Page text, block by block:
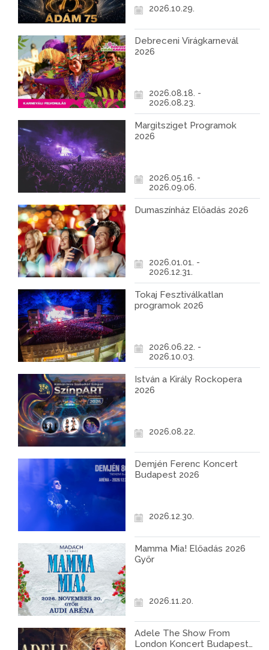
2026.10.29.
Debreceni Virágkarnevál
2026
2026.08.18. -
2026.08.23.
Margitsziget Programok
2026
2026.05.16. -
2026.09.06.
Dumaszínház Előadás 2026
2026.01.01. -
2026.12.31.
Tokaj Fesztiválkatlan
programok 2026
2026.06.22. -
2026.10.03.
István a Király Rockopera
2026
2026.08.22.
Demjén Ferenc Koncert
Budapest 2026
2026.12.30.
Mamma Mia! Előadás 2026
Győr
2026.11.20.
Adele The Show From
London Koncert Budapest